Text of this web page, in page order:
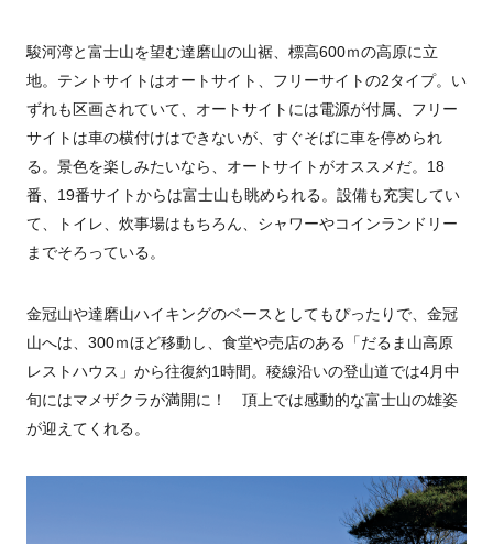
駿河湾と富士山を望む達磨山の山裾、標高600ｍの高原に立
地。テントサイトはオートサイト、フリーサイトの2タイプ。い
ずれも区画されていて、オートサイトには電源が付属、フリー
サイトは車の横付けはできないが、すぐそばに車を停められ
る。景色を楽しみたいなら、オートサイトがオススメだ。18
番、19番サイトからは富士山も眺められる。設備も充実してい
て、トイレ、炊事場はもちろん、シャワーやコインランドリー
までそろっている。
金冠山や達磨山ハイキングのベースとしてもぴったりで、金冠
山へは、300ｍほど移動し、食堂や売店のある「だるま山高原
レストハウス」から往復約1時間。稜線沿いの登山道では4月中
旬にはマメザクラが満開に！ 頂上では感動的な富士山の雄姿
が迎えてくれる。